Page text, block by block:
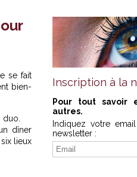
se fait
bien-
duo.
dîner
lieux
Inscription à la
Pour tout
autres.
Indiquez votre
newsletter :